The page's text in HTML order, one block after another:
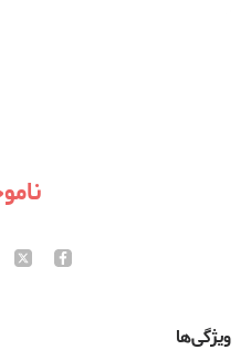
ویژگی‌ها